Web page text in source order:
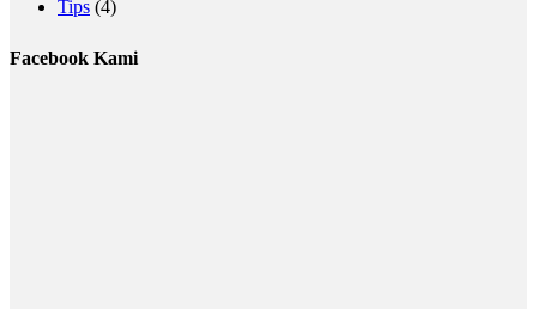
Tips (4)
Facebook Kami